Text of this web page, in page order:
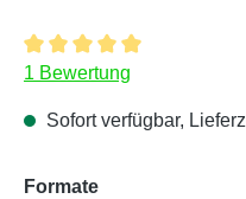
Durchschnittliche
1 Bewertung
Sofort verfügbar,
Formateauswählen